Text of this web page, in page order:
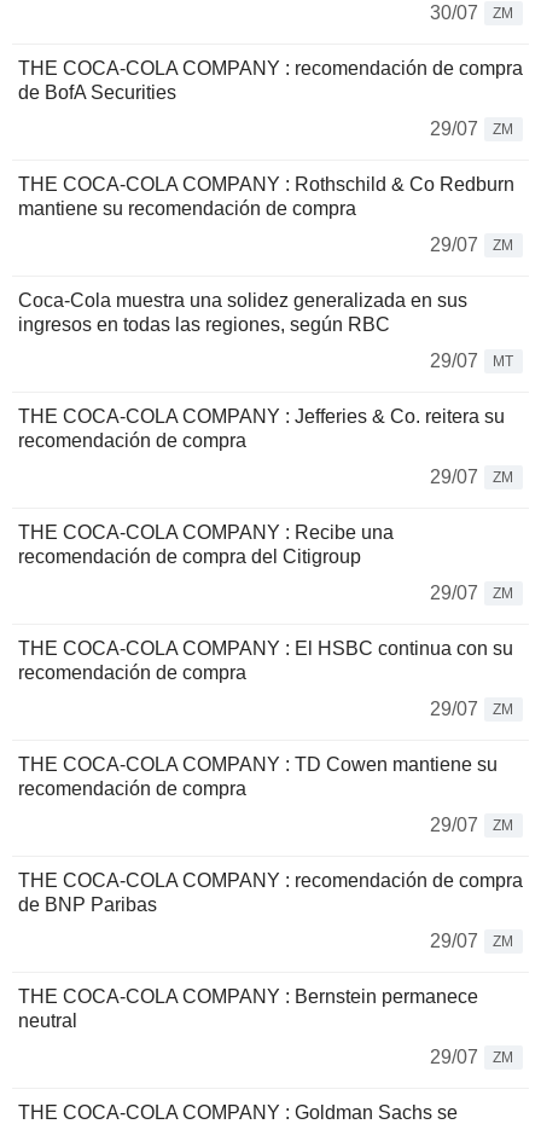
30/07 ZM
THE COCA-COLA COMPANY : recomendación de compra
de BofA Securities
29/07
ZM
THE COCA-COLA COMPANY : Rothschild & Co Redburn
mantiene su recomendación de compra
29/07
ZM
Coca-Cola muestra una solidez generalizada en sus
ingresos en todas las regiones, según RBC
29/07
MT
THE COCA-COLA COMPANY : Jefferies & Co. reitera su
recomendación de compra
29/07
ZM
THE COCA-COLA COMPANY : Recibe una
recomendación de compra del Citigroup
29/07
ZM
THE COCA-COLA COMPANY : El HSBC continua con su
recomendación de compra
29/07
ZM
THE COCA-COLA COMPANY : TD Cowen mantiene su
recomendación de compra
29/07
ZM
THE COCA-COLA COMPANY : recomendación de compra
de BNP Paribas
29/07
ZM
THE COCA-COLA COMPANY : Bernstein permanece
neutral
29/07
ZM
THE COCA-COLA COMPANY : Goldman Sachs se